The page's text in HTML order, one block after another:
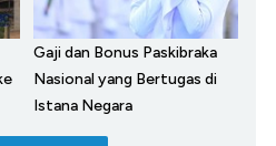
Gaji dan Bonus Paskibraka
Nasional yang Bertugas di
Istana Negara